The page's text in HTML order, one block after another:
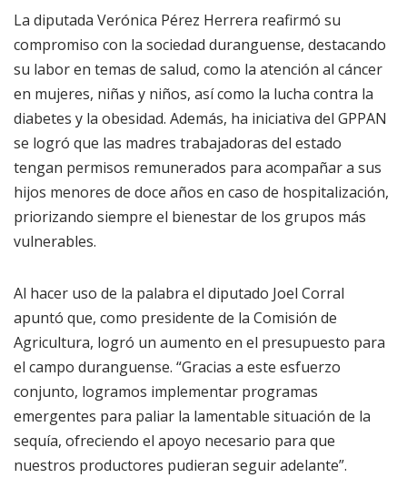
La diputada Verónica Pérez Herrera reafirmó su
compromiso con la sociedad duranguense, destacando
su labor en temas de salud, como la atención al cáncer
en mujeres, niñas y niños, así como la lucha contra la
diabetes y la obesidad. Además, ha iniciativa del GPPAN
se logró que las madres trabajadoras del estado
tengan permisos remunerados para acompañar a sus
hijos menores de doce años en caso de hospitalización,
priorizando siempre el bienestar de los grupos más
vulnerables.
Al hacer uso de la palabra el diputado Joel Corral
apuntó que, como presidente de la Comisión de
Agricultura, logró un aumento en el presupuesto para
el campo duranguense. “Gracias a este esfuerzo
conjunto, logramos implementar programas
emergentes para paliar la lamentable situación de la
sequía, ofreciendo el apoyo necesario para que
nuestros productores pudieran seguir adelante”.